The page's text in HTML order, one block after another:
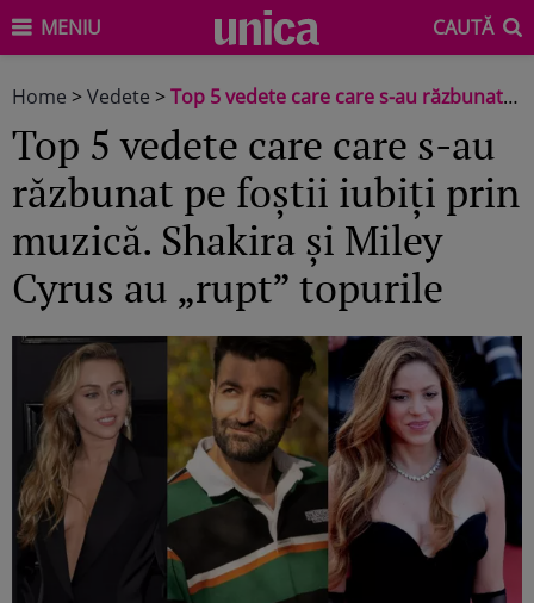
MENIU CAUTĂ
Home >Vedete >Top 5 vedete care care s-au răzbunat pe foștii iubiți prin muzică. Shakira și Miley Cyrus au „rupt” topurile
Top 5 vedete care care s-au
răzbunat pe foștii iubiți prin
muzică. Shakira și Miley
Cyrus au „rupt” topurile